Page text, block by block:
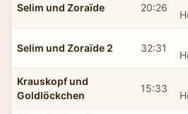
Selim und Zoraïde 20:26
Selim und Zoraïde 2 32:31
Krauskopf und
Goldlöckchen
15:33